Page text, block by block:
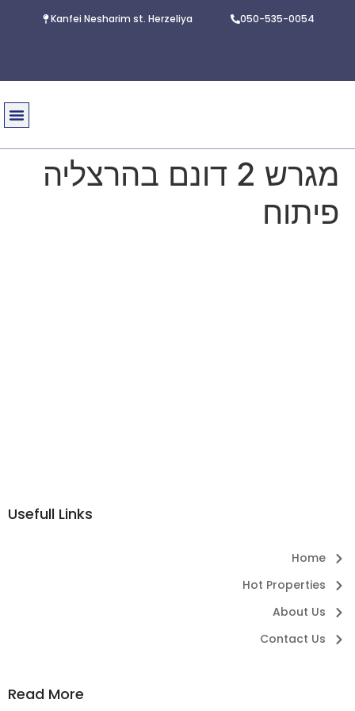
050-535-0054
Kanfei Nesharim st. Herzeliya
מגרש 2 דונם בהרצליה
פיתוח
Usefull Links
Home
Hot Properties
About Us
Contact Us
Read More